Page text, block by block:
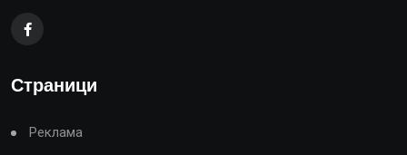
Страници
Реклама